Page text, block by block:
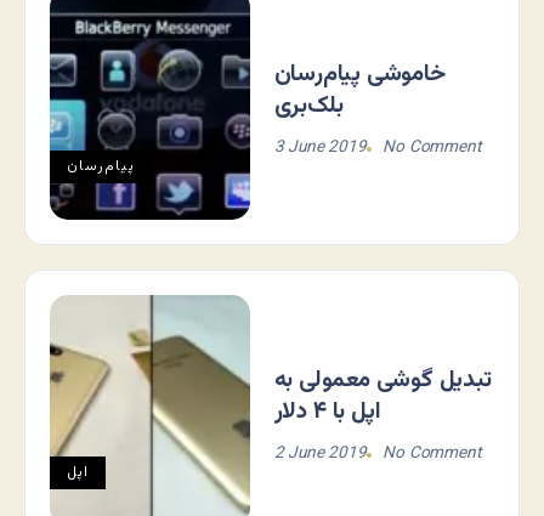
پیام‌رسان
خاموشی پیام‌رسان
بلک‌بری
3 June 2019 No Comment
اپل
تبدیل گوشی معمولی به
اپل با ۴ دلار
2 June 2019 No Comment